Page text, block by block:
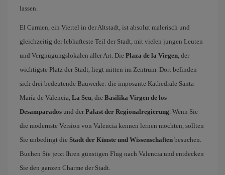
lassen.
El Carmen, ein Viertel in der Altstadt, ist absolut malerisch und
gleichzeitig der lebhafteste Teil der Stadt, mit vielen jungen Leuten
und Vergnügungslokalen aller Art. Die Plaza de la Virgen, der
wichtigste Platz der Stadt, liegt mitten im Zentrum. Dort befinden
sich drei bedeutende Bauwerke: die imposante Kathedrale Santa
María de Valencia, La Seu, die Basilika Virgen de los
Desamparados und der Palast der Regionalregierung. Wenn Sie
die modernste Version von Valencia kennen lernen möchten, sollten
Sie unbedingt die Stadt der Künste und Wissenschaften besuchen.
Buchen Sie jetzt Ihren günstigen Flug nach Valencia und entdecken
Sie den ganzen Charme der Stadt.